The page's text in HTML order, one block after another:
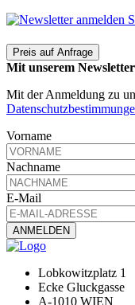
Preis auf Anfrage
Mit unserem
Mit der Anmeldung zu
Vorname
Nachname
E-Mail
Lobkowitzplatz 1
Ecke Gluckgasse
A-1010 WIEN